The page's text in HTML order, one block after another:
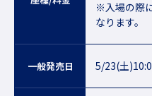
※入場の際
なります。
一般発売日 5/23(土